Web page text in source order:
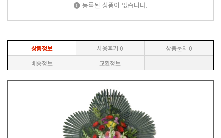
등록된 상품이 없습니다.
상품정보 사용후기 0 상품문의 0
배송정보
교환정보